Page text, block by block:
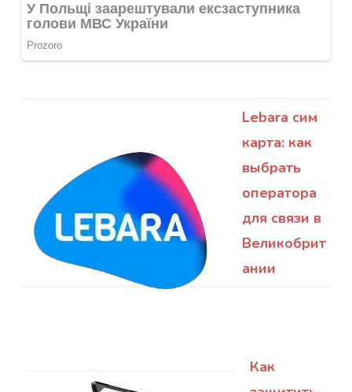
Lebara сим
карта: как
выбрать
оператора
для связи в
Великобрит
ании
Как